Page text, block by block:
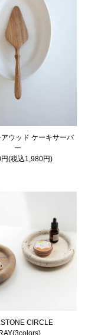
ウッド ケーキサーバ
ー
(税込1,980円)
CIRCLE